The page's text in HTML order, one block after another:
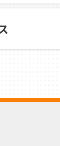
チャー
ただける